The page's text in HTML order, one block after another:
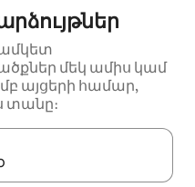
մեկ ամիս կամ
այցերի համար,
տանը։
լինեն, սլաքների